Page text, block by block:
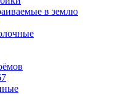
в землю